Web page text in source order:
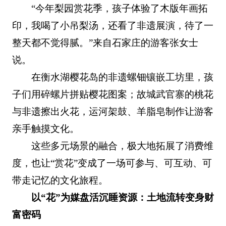
“今年梨园赏花季，孩子体验了木版年画拓
印，我喝了小吊梨汤，还看了非遗展演，待了一
整天都不觉得腻。”来自石家庄的游客张女士
说。
在衡水湖樱花岛的非遗螺钿镶嵌工坊里，孩
子们用碎螺片拼贴樱花图案；故城武官寨的桃花
与非遗擦出火花，运河架鼓、羊脂皂制作让游客
亲手触摸文化。
这些多元场景的融合，极大地拓展了消费维
度，也让“赏花”变成了一场可参与、可互动、可
带走记忆的文化旅程。
以“花”为媒盘活沉睡资源：土地流转变身财
富密码